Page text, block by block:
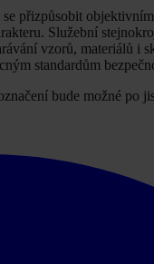
přizpůsobit
Služební
vzorů, materiálů i
standardům
bude možné po